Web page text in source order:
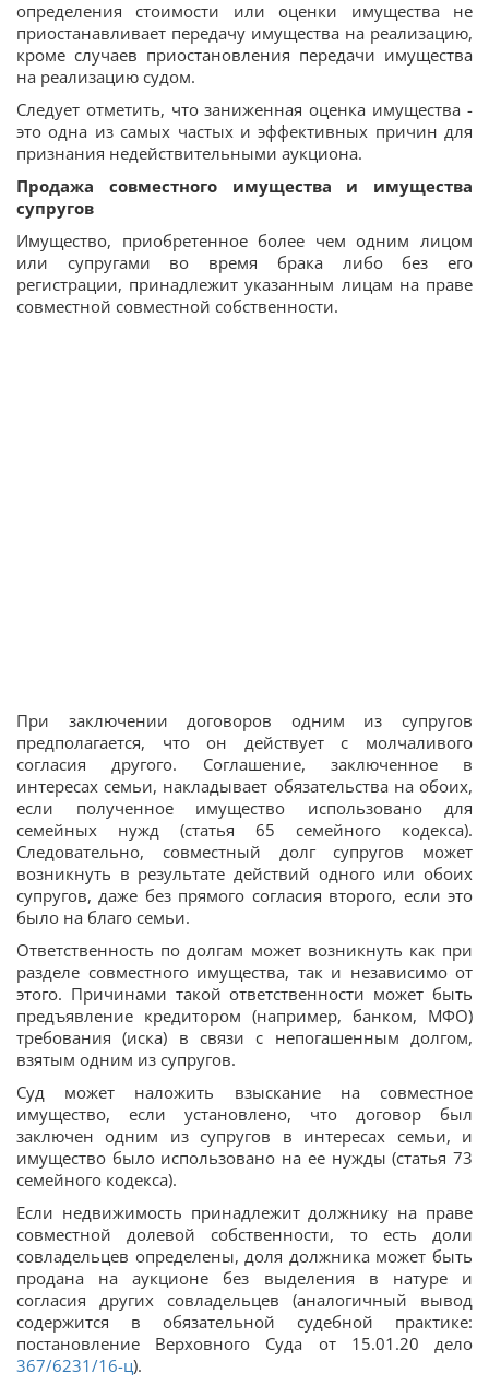
определения стоимости или оценки имущества не
приостанавливает передачу имущества на реализацию,
кроме случаев приостановления передачи имущества
на реализацию судом.
Следует отметить, что заниженная оценка имущества -
это одна из самых частых и эффективных причин для
признания недействительными аукциона.
Продажа совместного имущества и имущества
супругов
Имущество, приобретенное более чем одним лицом
или супругами во время брака либо без его
регистрации, принадлежит указанным лицам на праве
совместной совместной собственности.
При заключении договоров одним из супругов
предполагается, что он действует с молчаливого
согласия другого. Соглашение, заключенное в
интересах семьи, накладывает обязательства на обоих,
если полученное имущество использовано для
семейных нужд (статья 65 семейного кодекса).
Следовательно, совместный долг супругов может
возникнуть в результате действий одного или обоих
супругов, даже без прямого согласия второго, если это
было на благо семьи.
Ответственность по долгам может возникнуть как при
разделе совместного имущества, так и независимо от
этого. Причинами такой ответственности может быть
предъявление кредитором (например, банком, МФО)
требования (иска) в связи с непогашенным долгом,
взятым одним из супругов.
Суд может наложить взыскание на совместное
имущество, если установлено, что договор был
заключен одним из супругов в интересах семьи, и
имущество было использовано на ее нужды (статья 73
семейного кодекса).
Если недвижимость принадлежит должнику на праве
совместной долевой собственности, то есть доли
совладельцев определены, доля должника может быть
продана на аукционе без выделения в натуре и
согласия других совладельцев (аналогичный вывод
содержится в обязательной судебной практике:
постановление Верховного Суда от 15.01.20 дело
367/6231/16-ц).